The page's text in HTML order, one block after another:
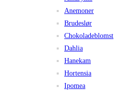
Anemoner
Brudeslør
Chokoladeblomst
Dahlia
Hanekam
Hortensia
Ipomea